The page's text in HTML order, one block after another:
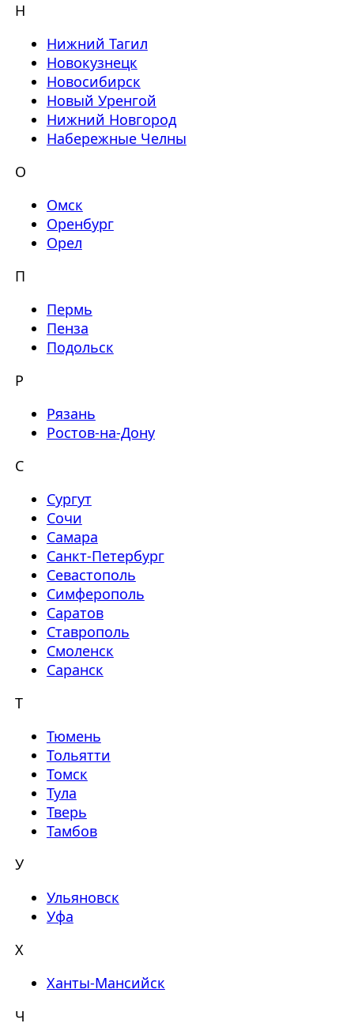
Н
Нижний Тагил
Новокузнецк
Новосибирск
Новый Уренгой
Нижний Новгород
Набережные Челны
О
Омск
Оренбург
Орел
П
Пермь
Пенза
Подольск
Р
Рязань
Ростов-на-Дону
С
Сургут
Сочи
Самара
Санкт-Петербург
Севастополь
Симферополь
Саратов
Ставрополь
Смоленск
Саранск
Т
Тюмень
Тольятти
Томск
Тула
Тверь
Тамбов
У
Ульяновск
Уфа
Х
Ханты-Мансийск
Ч